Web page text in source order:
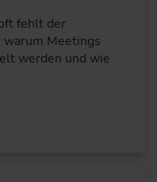
fehlt der
Meetings
werden und wie